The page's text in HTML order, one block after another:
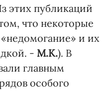
этих публикаций
что некоторые
и их
- М.К.). В
главным
особого